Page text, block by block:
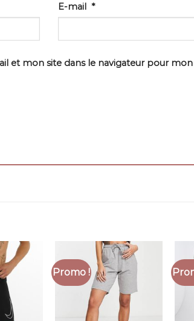
E-mail*
et mon site dans le navigateur pour
Promo !